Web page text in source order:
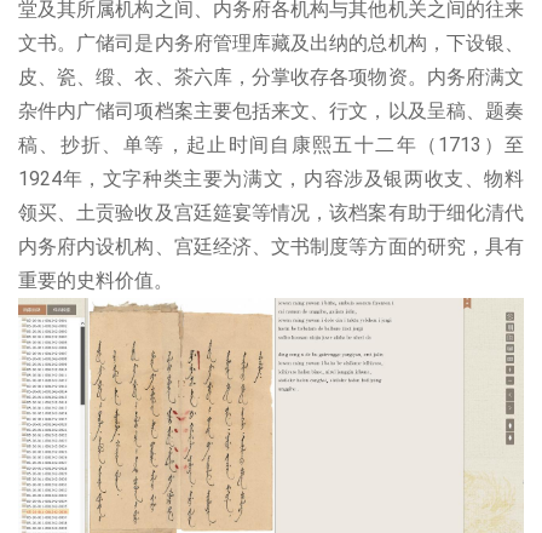
堂及其所属机构之间、内务府各机构与其他机关之间的往来
文书。广储司是内务府管理库藏及出纳的总机构，下设银、
皮、瓷、缎、衣、茶六库，分掌收存各项物资。内务府满文
杂件内广储司项档案主要包括来文、行文，以及呈稿、题奏
稿、抄折、单等，起止时间自康熙五十二年（1713）至
1924年，文字种类主要为满文，内容涉及银两收支、物料
领买、土贡验收及宫廷筵宴等情况，该档案有助于细化清代
内务府内设机构、宫廷经济、文书制度等方面的研究，具有
重要的史料价值。